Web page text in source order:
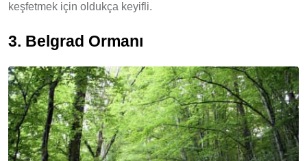
keşfetmek için oldukça keyifli.
3. Belgrad Ormanı